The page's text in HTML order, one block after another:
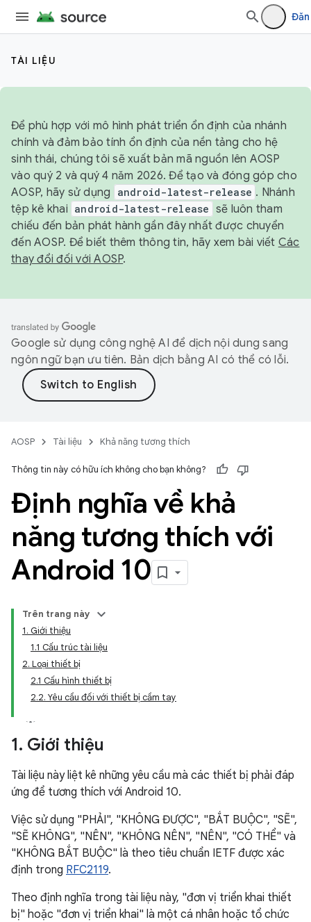
TÀI LIỆU
Để phù hợp với mô hình phát triển ổn định của nhánh
chính và đảm bảo tính ổn định của nền tảng cho hệ
sinh thái, chúng tôi sẽ xuất bản mã nguồn lên AOSP
vào quý 2 và quý 4 năm 2026. Để tạo và đóng góp cho
AOSP, hãy sử dụng
android-latest-release . Nhánh
tệp kê khai android-latest-release sẽ luôn tham
chiếu đến bản phát hành gần đây nhất được chuyển
đến AOSP. Để biết thêm thông tin, hãy xem bài viết Các
thay đổi đối với AOSP.
Google sử dụng công nghệ AI để dịch nội dung sang
ngôn ngữ bạn ưu tiên. Bản dịch bằng AI có thể có lỗi.
AOSP Tài liệu Khả năng tương thích
Thông tin này có hữu ích không cho bạn không?
Định nghĩa về khả
năng tương thích với
Android 10
Trên trang này
1. Giới thiệu
1.1 Cấu trúc tài liệu
2. Loại thiết bị
2.1 Cấu hình thiết bị
2.2. Yêu cầu đối với thiết bị cầm tay
1. Giới thiệu
Tài liệu này liệt kê những yêu cầu mà các thiết bị phải đáp
ứng để tương thích với Android 10.
Việc sử dụng "PHẢI", "KHÔNG ĐƯỢC", "BẮT BUỘC", "SẼ",
"SẼ KHÔNG", "NÊN", "KHÔNG NÊN", "NÊN", "CÓ THỂ" và
"KHÔNG BẮT BUỘC" là theo tiêu chuẩn IETF được xác
định trong RFC2119.
Theo định nghĩa trong tài liệu này, "đơn vị triển khai thiết
bị" hoặc "đơn vị triển khai" là một cá nhân hoặc tổ chức